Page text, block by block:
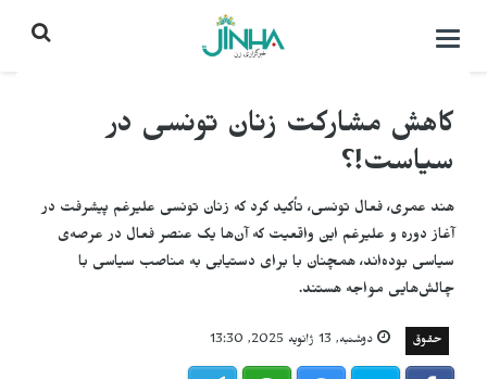
باز
بستن
کاهش مشارکت زنان تونسی در
سیاست!؟
هند عمری، فعال تونسی، تأکید کرد که زنان تونسی علیرغم پیشرفت در
آغاز دوره و علیرغم این واقعیت که آن‌ها یک عنصر فعال در عرصه‌ی
سیاسی بوده‌اند، همچنان با برای دستیابی به مناصب سیاسی با
چالش‌هایی مواجه هستند.
حقوق دوشنبه, 13 ژانویه 2025, 13:30